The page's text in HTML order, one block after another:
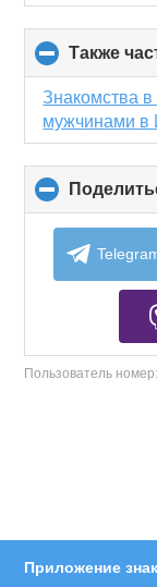
Также
Знакомства
мужчинами в
Пользователь
Приложение